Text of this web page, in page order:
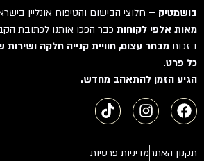
בושמטיק –חלוצי הבישום והטיפוח אונליין
מאות אלפי לקוחותכבר הפכו אותנו לכתובת
בזכותמבחר עצום, חוויית קנייה חלקה ושירות
כל פרט.
הגיע הזמן להתאהב מחדש.
תקנון האתרמדיניות פרטיות